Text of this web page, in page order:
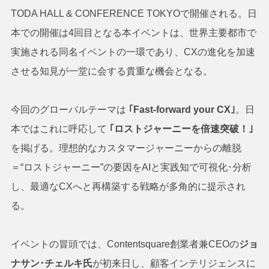
TODA HALL & CONFERENCE TOKYOで開催される。日
本での開催は4回目となる本イベントは、世界主要都市で
実施される同名イベントの一環であり、CXの進化を加速
させる知見が一堂に会する貴重な機会となる。
今回のグローバルテーマは ｢Fast-forward your CX｣ 。日
本ではこれに呼応して ｢ロストジャーニーを倍速突破！｣
を掲げる。理想的なカスタマージャーニーからの離脱
＝“ロストジャーニー”の要因をAIと実践知で可視化･分析
し、最適なCXへと再構築する戦略が多角的に提示され
る。
イベントの冒頭では、Contentsquare創業者兼CEOのジョ
ナサン･チェルキ氏が初来日し、顧客インテリジェンスに